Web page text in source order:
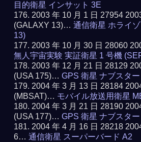
目的衛星 インサット 3E
2003 年 10 月 1 日 27954
(GALAXY 13)…通信衛星 ホライ
13)
2003 年 10 月 30 日 28060
無人宇宙実験 実証衛星 1 号機
2003 年 12 月 21 日 28129
(USA 175)…GPS 衛星 ナブスタ
2004 年 3 月 13 日 28184
(MBSAT)… モバイル放送用衛星
2004 年 3 月 21 日 28190
(USA 177)…GPS 衛星 ナブスタ
2004 年 4 月 16 日 28218
6…通信衛星 スーパーバード A2